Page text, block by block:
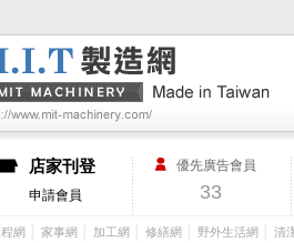
店家刊登
申請會員
優先廣告會員
33
網 家事網 加工網 修繕網 野外生活網 清